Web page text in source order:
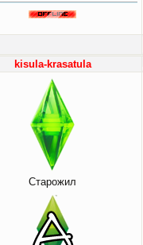
kisula-krasatula
Старожил